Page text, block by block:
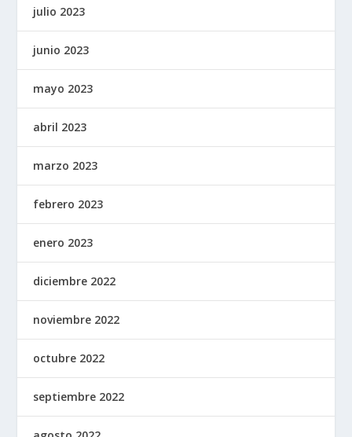
julio 2023
junio 2023
mayo 2023
abril 2023
marzo 2023
febrero 2023
enero 2023
diciembre 2022
noviembre 2022
octubre 2022
septiembre 2022